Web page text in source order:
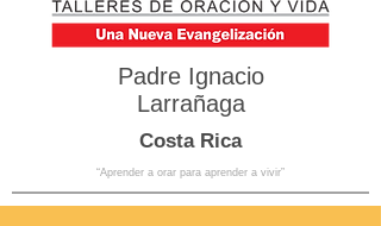
Padre Ignacio
Larrañaga
Costa Rica
“Aprender a orar para aprender a vivir”